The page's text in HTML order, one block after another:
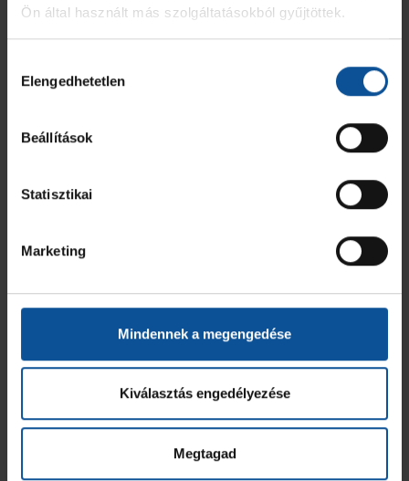
Ön által használt más szolgáltatásokból gyűjtöttek.
kiválasztása
Elengedhetetlen
Beállítások
Statisztikai
Marketing
Mindennek a megengedése
Kiválasztás engedélyezése
Megtagad